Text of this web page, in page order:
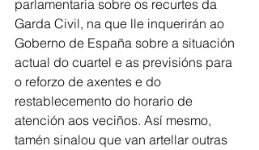
parlamentaria sobre os recurtes da
Garda Civil, na que lle inquerirán ao
Goberno de España sobre a situación
actual do cuartel e as previsións para
o reforzo de axentes e do
restablecemento do horario de
atención aos veciños. Así mesmo,
tamén sinalou que van artellar outras